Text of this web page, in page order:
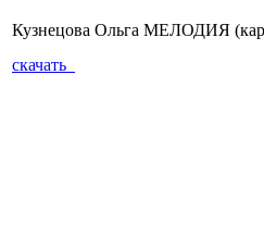
Кузнецова Ольга МЕЛОДИЯ
скачать